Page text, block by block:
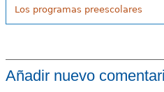
Los programas preescolares
Añadir nuevo